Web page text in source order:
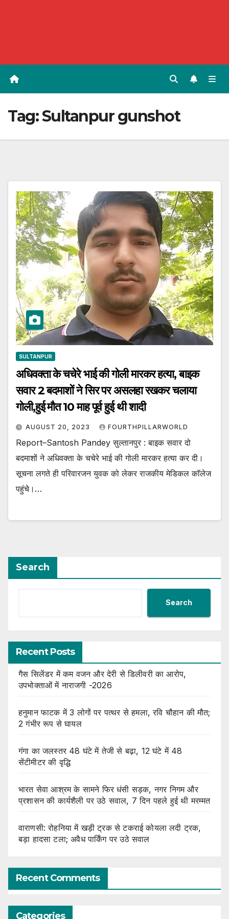
Tag:Sultanpur gunshot
SULTANPUR
अधिवक्ता के चचेरे भाई की गोली मारकर हत्या, बाइक
सवार 2 बदमाशों ने सिर पर असलहा रखकर चलाया
गोली,हुई मौत 10 माह पूर्व हुई थी शादी
AUGUST 20, 2023 FOURTHPILLARWORLD
Report–Santosh Pandey सुल्तानपुर : बाइक सवार दो
बदमाशों ने अधिवक्ता के चचेरे भाई की गोली मारकर हत्या कर दी।
सूचना लगते ही परिवारजन युवक को लेकर राजकीय मेडिकल कॉलेज
पहुंचे।…
Search
Search
Recent Posts
गैस सिलेंडर में कम वजन और देरी से डिलीवरी का आरोप,
उपभोक्ताओं में नाराजगी -2026
हनुमान फाटक में 3 लोगों पर पत्थर से हमला, रवि चौहान की मौत;
2 गंभीर रूप से घायल
गंगा का जलस्तर 48 घंटे में तेजी से बढ़ा, 12 घंटे में 48
सेंटीमीटर की वृद्धि
भारत सेवा आश्रम के सामने फिर धंसी सड़क, नगर निगम और
प्रशासन की कार्यशैली पर उठे सवाल, 7 दिन पहले हुई थी मरम्मत
वाराणसी: रोहनिया में खड़ी ट्रक से टकराई कोयला लदी ट्रक,
बड़ा हादसा टला; अवैध पार्किंग पर उठे सवाल
Recent Comments
Categories